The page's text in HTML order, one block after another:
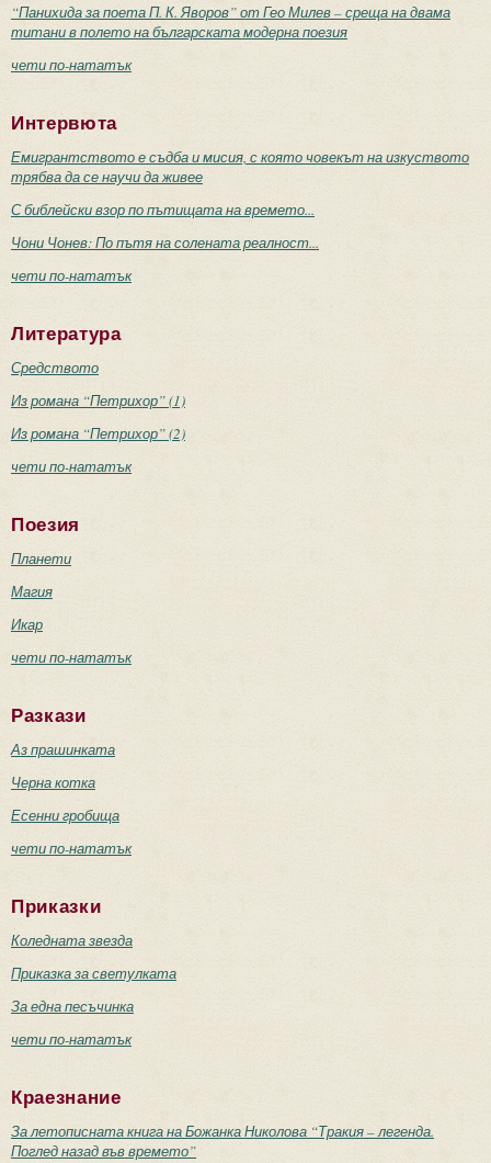
“Панихида за поета П. К. Яворов” от Гео Милев – среща на двама
титани в полето на българската модерна поезия
чети по-нататък
Интервюта
Емигрантството е съдба и мисия, с която човекът на изкуството
трябва да се научи да живее
С библейски взор по пътищата на времето...
Чони Чонев: По пътя на солената реалност...
чети по-нататък
Литература
Средството
Из романа “Петрихор” (1)
Из романа “Петрихор” (2)
чети по-нататък
Поезия
Планети
Магия
Икар
чети по-нататък
Разкази
Аз прашинката
Черна котка
Есенни гробища
чети по-нататък
Приказки
Коледната звезда
Приказка за светулката
За една песъчинка
чети по-нататък
Краезнание
За летописната книга на Божанка Николова “Тракия – легенда.
Поглед назад във времето”